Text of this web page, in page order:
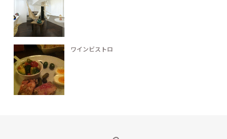
ワインビストロ